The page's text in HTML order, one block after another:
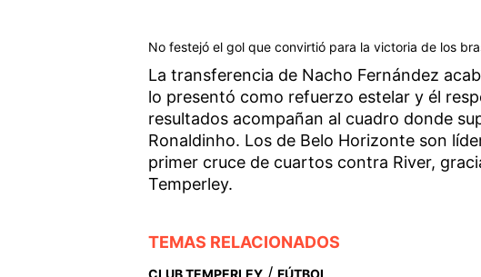
No festejó el gol que convirtió para la victoria de los
La transferencia de Nacho Fernández
lo presentó como refuerzo estelar y él
resultados acompañan al cuadro donde
Ronaldinho. Los de Belo Horizonte son
primer cruce de cuartos contra River,
Temperley.
TEMAS RELACIONADOS